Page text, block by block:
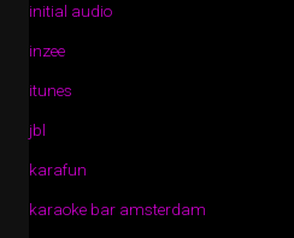
initial audio
inzee
itunes
jbl
karafun
karaoke bar amsterdam